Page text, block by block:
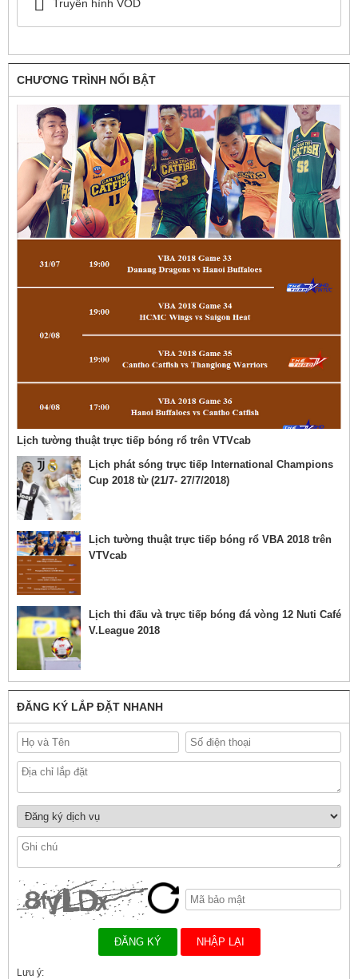
Truyền hình VOD
CHƯƠNG TRÌNH NỔI BẬT
Lịch tường thuật trực tiếp bóng rổ trên VTVcab
Lịch phát sóng trực tiếp International Champions
Cup 2018 từ (21/7- 27/7/2018)
Lịch tường thuật trực tiếp bóng rổ VBA 2018 trên
VTVcab
Lịch thi đấu và trực tiếp bóng đá vòng 12 Nuti Café
V.League 2018
ĐĂNG KÝ LẮP ĐẶT NHANH
Lưu ý: